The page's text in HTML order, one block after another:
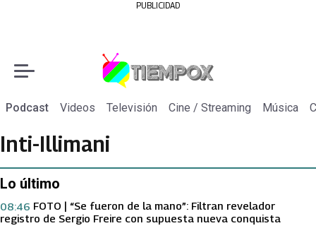
PUBLICIDAD
Podcast Videos Televisión Cine / Streaming Música
Inti-Illimani
Lo último
FOTO | “Se fueron de la mano”: Filtran revelador
registro de Sergio Freire con supuesta nueva conquista
08:46